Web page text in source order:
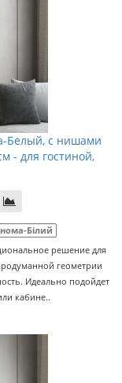
Белый, с нишами
- для гостиной,
Білий
решение для
геометрии
Идеально подойдет
кабине..